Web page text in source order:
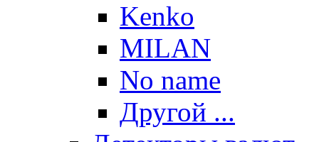
Kenko
MILAN
No name
Другой ...